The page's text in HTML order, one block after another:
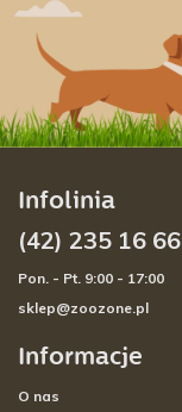
Informacje
O nas
Infolinia
(42) 235 16 66
Pon. - Pt. 9:00 - 17:00
sklep@zoozone.pl